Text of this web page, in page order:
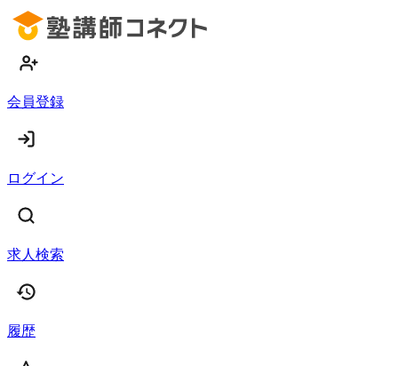
会員登録
ログイン
求人検索
履歴